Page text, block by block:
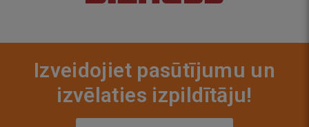
Izveidojiet pasūtījumu un
izvēlaties izpildītāju!